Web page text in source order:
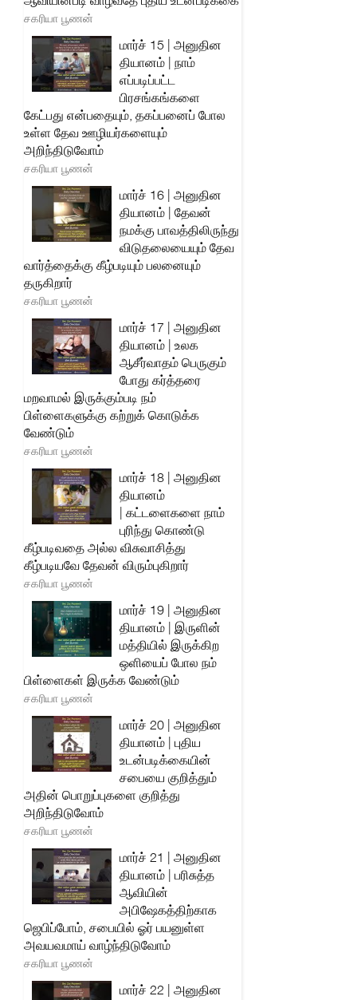
சகரியா பூணன்
மார்ச் 15 | அனுதின
தியானம் | நாம்
எப்படிப்பட்ட
பிரசங்கங்களை
கேட்பது என்பதையும், தகப்பனைப் போல
உள்ள தேவ ஊழியர்களையும்
அறிந்திடுவோம்
சகரியா பூணன்
மார்ச் 16 | அனுதின
தியானம் | தேவன்
நமக்கு பாவத்திலிருந்து
விடுதலையையும் தேவ
வார்த்தைக்கு கீழ்படியும் பலனையும்
தருகிறார்
சகரியா பூணன்
மார்ச் 17 | அனுதின
தியானம் | உலக
ஆசீர்வாதம் பெருகும்
போது கர்த்தரை
மறவாமல் இருக்கும்படி நம்
பிள்ளைகளுக்கு கற்றுக் கொடுக்க
வேண்டும்
சகரியா பூணன்
மார்ச் 18 | அனுதின
தியானம்
| கட்டளைகளை நாம்
புரிந்து கொண்டு
கீழ்படிவதை அல்ல விசுவாசித்து
கீழ்படியவே தேவன் விரும்புகிறார்
சகரியா பூணன்
மார்ச் 19 | அனுதின
தியானம் | இருளின்
மத்தியில் இருக்கிற
ஒளியைப் போல நம்
பிள்ளைகள் இருக்க வேண்டும்
சகரியா பூணன்
மார்ச் 20 | அனுதின
தியானம் | புதிய
உடன்படிக்கையின்
சபையை குறித்தும்
அதின் பொறுப்புகளை குறித்து
அறிந்திடுவோம்
சகரியா பூணன்
மார்ச் 21 | அனுதின
தியானம் | பரிசுத்த
ஆவியின்
அபிஷேகத்திற்காக
ஜெபிப்போம், சபையில் ஓர் பயனுள்ள
அவயவமாய் வாழ்ந்திடுவோம்
சகரியா பூணன்
மார்ச் 22 | அனுதின